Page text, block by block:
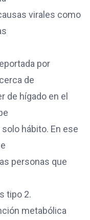
virales como
por
de
de hígado en el
hábito. En ese
personas que
tipo 2.
metabólica